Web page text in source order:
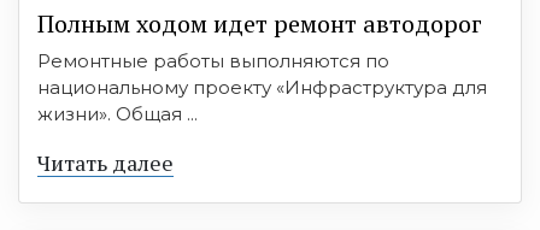
Полным ходом идет ремонт автодорог
Ремонтные работы выполняются по
национальному проекту «Инфраструктура для
жизни». Общая ...
Читать далее